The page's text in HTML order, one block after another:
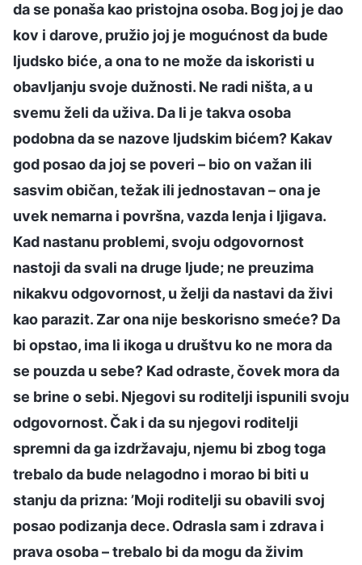
da se ponaša kao pristojna osoba. Bog joj je dao
kov i darove, pružio joj je mogućnost da bude
ljudsko biće, a ona to ne može da iskoristi u
obavljanju svoje dužnosti. Ne radi ništa, a u
svemu želi da uživa. Da li je takva osoba
podobna da se nazove ljudskim bićem? Kakav
god posao da joj se poveri – bio on važan ili
sasvim običan, težak ili jednostavan – ona je
uvek nemarna i površna, vazda lenja i ljigava.
Kad nastanu problemi, svoju odgovornost
nastoji da svali na druge ljude; ne preuzima
nikakvu odgovornost, u želji da nastavi da živi
kao parazit. Zar ona nije beskorisno smeće? Da
bi opstao, ima li ikoga u društvu ko ne mora da
se pouzda u sebe? Kad odraste, čovek mora da
se brine o sebi. Njegovi su roditelji ispunili svoju
odgovornost. Čak i da su njegovi roditelji
spremni da ga izdržavaju, njemu bi zbog toga
trebalo da bude nelagodno i morao bi biti u
stanju da prizna: ’Moji roditelji su obavili svoj
posao podizanja dece. Odrasla sam i zdrava i
prava osoba – trebalo bi da mogu da živim